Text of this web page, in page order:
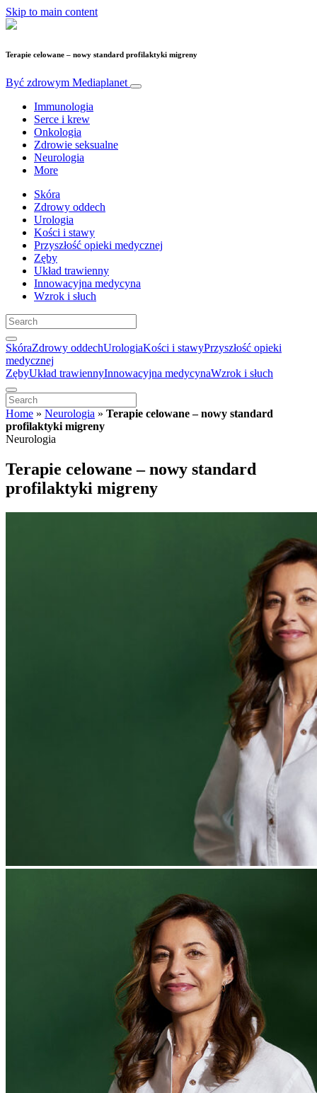
Skip to main content
Terapie celowane – nowy standard profilaktyki migreny
Być zdrowym Mediaplanet
Immunologia
Serce i krew
Onkologia
Zdrowie seksualne
Neurologia
More
Skóra
Zdrowy oddech
Urologia
Kości i stawy
Przyszłość opieki medycznej
Zęby
Układ trawienny
Innowacyjna medycyna
Wzrok i słuch
SkóraZdrowy oddechUrologiaKości i stawyPrzyszłość opieki
medycznej
ZębyUkład trawiennyInnowacyjna medycynaWzrok i słuch
Home » Neurologia » Terapie celowane – nowy standard
profilaktyki migreny
Neurologia
Terapie celowane – nowy standard
profilaktyki migreny